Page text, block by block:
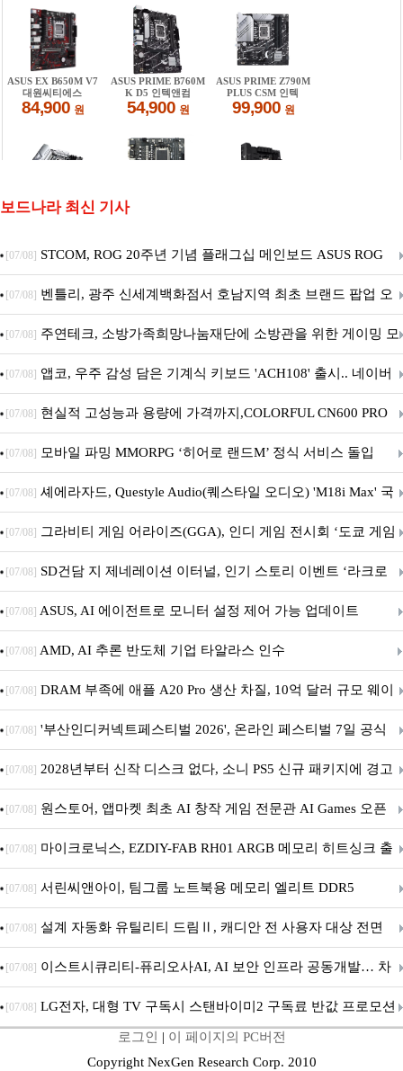
보드나라 최신 기사
[07/08] STCOM, ROG 20주년 기념 플래그십 메인보드 ASUS ROG
Crosshair X870E EDITION 20 국내 출시 예정
[07/08] 벤틀리, 광주 신세계백화점서 호남지역 최초 브랜드 팝업 오
픈
[07/08] 주연테크, 소방가족희망나눔재단에 소방관을 위한 게이밍 모
니터·스마트 펫 침대 기부
[07/08] 앱코, 우주 감성 담은 기계식 키보드 'ACH108' 출시.. 네이버
브랜드데이 기획전 진행
[07/08] 현실적 고성능과 용량에 가격까지,COLORFUL CN600 PRO
M.2 NVMe 디앤디컴 1TB
[07/08] 모바일 파밍 MMORPG ‘히어로 랜드M’ 정식 서비스 돌입
[07/08] 셰에라자드, Questyle Audio(퀘스타일 오디오) 'M18i Max' 국
내 정식 출시
[07/08] 그라비티 게임 어라이즈(GGA), 인디 게임 전시회 ‘도쿄 게임
던전 13’ 참가!
[07/08] SD건담 지 제네레이션 이터널, 인기 스토리 이벤트 ‘라크로
아의 용사’ 재개최 및 풍성한 기념 이벤트 실시!
[07/08] ASUS, AI 에이전트로 모니터 설정 제어 가능 업데이트
[07/08] AMD, AI 추론 반도체 기업 타알라스 인수
[07/08] DRAM 부족에 애플 A20 Pro 생산 차질, 10억 달러 규모 웨이
퍼 대기
[07/08] '부산인디커넥트페스티벌 2026', 온라인 페스티벌 7일 공식
개막... 22일간 진행
[07/08] 2028년부터 신작 디스크 없다, 소니 PS5 신규 패키지에 경고
문 추가
[07/08] 원스토어, 앱마켓 최초 AI 창작 게임 전문관 AI Games 오픈
[07/08] 마이크로닉스, EZDIY-FAB RH01 ARGB 메모리 히트싱크 출
시
[07/08] 서린씨앤아이, 팀그룹 노트북용 메모리 엘리트 DDR5
5600MHz 16GB 출시
[07/08] 설계 자동화 유틸리티 드림Ⅱ, 캐디안 전 사용자 대상 전면
무상 배포
[07/08] 이스트시큐리티-퓨리오사AI, AI 보안 인프라 공동개발… 차
세대 AI 보안 플랫폼 구축
[07/08] LG전자, 대형 TV 구독시 스탠바이미2 구독료 반값 프로모션
로그인 | 이 페이지의 PC버전
Copyright NexGen Research Corp. 2010